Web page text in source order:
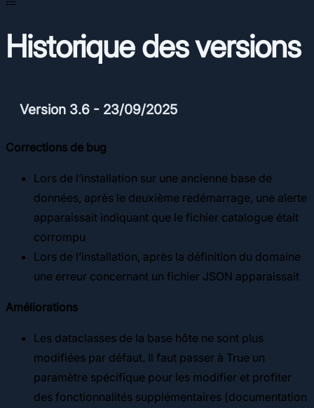
Historique des versions
Version 3.6 - 23/09/2025
Corrections de bug
Lors de l’installation sur une ancienne base de
données, après le deuxième redémarrage, une alerte
apparaissait indiquant que le fichier catalogue était
corrompu
Lors de l’installation, après la définition du domaine
une erreur concernant un fichier JSON apparaissait
Améliorations
Les dataclasses de la base hôte ne sont plus
modifiées par défaut. Il faut passer à True un
paramètre spécifique pour les modifier et profiter
des fonctionnalités supplémentaires (documentation